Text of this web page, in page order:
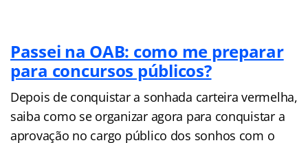
Passei na OAB: como me preparar
para concursos públicos?
Depois de conquistar a sonhada carteira vermelha,
saiba como se organizar agora para conquistar a
aprovação no cargo público dos sonhos com o